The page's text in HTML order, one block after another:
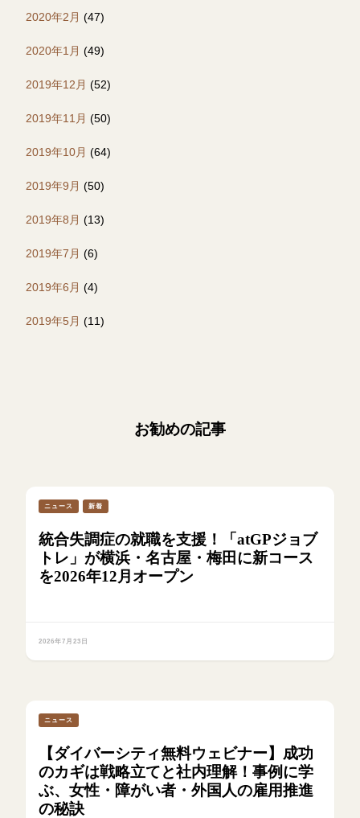
2020年2月 (47)
2020年1月 (49)
2019年12月 (52)
2019年11月 (50)
2019年10月 (64)
2019年9月 (50)
2019年8月 (13)
2019年7月 (6)
2019年6月 (4)
2019年5月 (11)
お勧めの記事
ニュース 新着
統合失調症の就職を支援！「atGPジョブ
トレ」が横浜・名古屋・梅田に新コース
を2026年12月オープン
2026年7月23日
ニュース
【ダイバーシティ無料ウェビナー】成功
のカギは戦略立てと社内理解！事例に学
ぶ、女性・障がい者・外国人の雇用推進
の秘訣